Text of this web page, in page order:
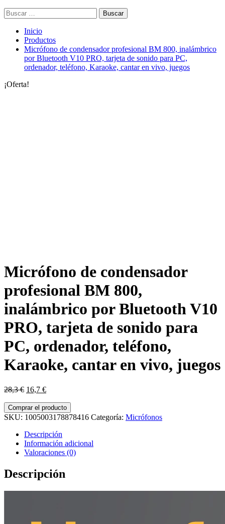
Buscar:
Inicio
Productos
Micrófono de condensador profesional BM 800, inalámbrico
por Bluetooth V10 PRO, tarjeta de sonido para PC,
ordenador, teléfono, Karaoke, cantar en vivo, juegos
¡Oferta!
Micrófono de condensador
profesional BM 800,
inalámbrico por Bluetooth V10
PRO, tarjeta de sonido para
PC, ordenador, teléfono,
Karaoke, cantar en vivo, juegos
28,3€ El
original
era:
16,7 €El
actual
es:
Comprar el producto
SKU: 1005003178878416 Categoría: Micrófonos
Descripción
Información adicional
Valoraciones (0)
Descripción